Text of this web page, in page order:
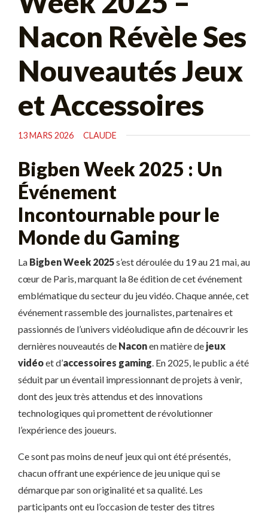
Nacon Révèle Ses
Nouveautés Jeux
et Accessoires
13 MARS 2026 CLAUDE
Bigben Week 2025 : Un
Événement
Incontournable pour le
Monde du Gaming
La Bigben Week 2025s’est déroulée du 19 au 21 mai, au
cœur de Paris, marquant la 8e édition de cet événement
emblématique du secteur du jeu vidéo. Chaque année, cet
événement rassemble des journalistes, partenaires et
passionnés de l’univers vidéoludique afin de découvrir les
dernières nouveautés de Naconen matière de jeux
vidéoet d’accessoires gaming. En 2025, le public a été
séduit par un éventail impressionnant de projets à venir,
dont des jeux très attendus et des innovations
technologiques qui promettent de révolutionner
l’expérience des joueurs.
Ce sont pas moins de neuf jeux qui ont été présentés,
chacun offrant une expérience de jeu unique qui se
démarque par son originalité et sa qualité. Les
participants ont eu l’occasion de tester des titres